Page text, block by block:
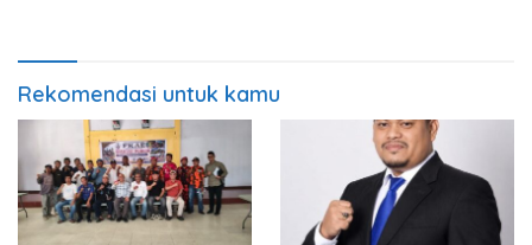
Rekomendasi untuk kamu